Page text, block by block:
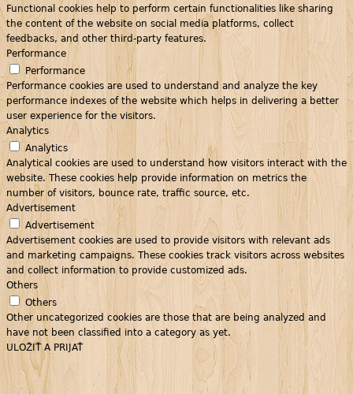
Functional cookies help to perform certain functionalities like sharing
the content of the website on social media platforms, collect
feedbacks, and other third-party features.
Performance
Performance
Performance cookies are used to understand and analyze the key
performance indexes of the website which helps in delivering a better
user experience for the visitors.
Analytics
Analytics
Analytical cookies are used to understand how visitors interact with the
website. These cookies help provide information on metrics the
number of visitors, bounce rate, traffic source, etc.
Advertisement
Advertisement
Advertisement cookies are used to provide visitors with relevant ads
and marketing campaigns. These cookies track visitors across websites
and collect information to provide customized ads.
Others
Others
Other uncategorized cookies are those that are being analyzed and
have not been classified into a category as yet.
ULOŽIŤ A PRIJAŤ